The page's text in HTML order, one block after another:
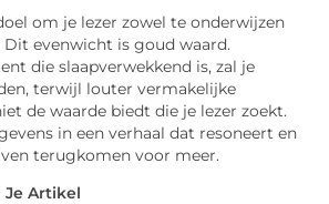
om je lezer zowel te onderwijzen
evenwicht is goud waard.
die slaapverwekkend is, zal je
terwijl louter vermakelijke
de waarde biedt die je lezer zoekt.
in een verhaal dat resoneert en
terugkomen voor meer.
Artikel